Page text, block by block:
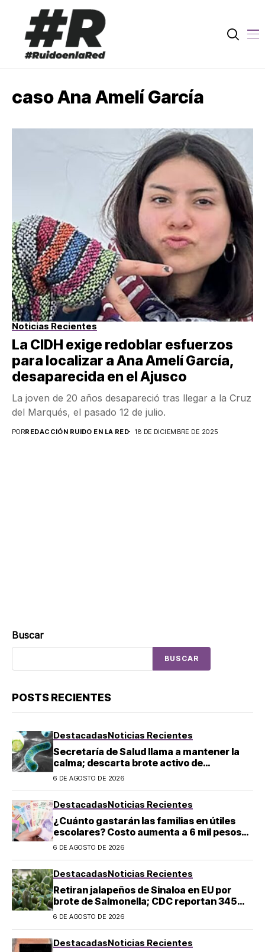
caso Ana Amelí García
Noticias Recientes
La CIDH exige redoblar esfuerzos
para localizar a Ana Amelí García,
desaparecida en el Ajusco
La joven de 20 años desapareció tras llegar a la Cruz
del Marqués, el pasado 12 de julio.
PORREDACCIÓN RUIDO EN LA RED 18 DE DICIEMBRE DE 2025
Buscar
BUSCAR
POSTS RECIENTES
DestacadasNoticias Recientes
Secretaría de Salud llama a mantener la
calma; descarta brote activo de
ciclosporiasis en México
6 DE AGOSTO DE 2026
DestacadasNoticias Recientes
¿Cuánto gastarán las familias en útiles
escolares? Costo aumenta a 6 mil pesos
por alumno de educación básica en
6 DE AGOSTO DE 2026
DestacadasNoticias Recientes
Retiran jalapeños de Sinaloa en EU por
brote de Salmonella; CDC reportan 345
casos
6 DE AGOSTO DE 2026
DestacadasNoticias Recientes